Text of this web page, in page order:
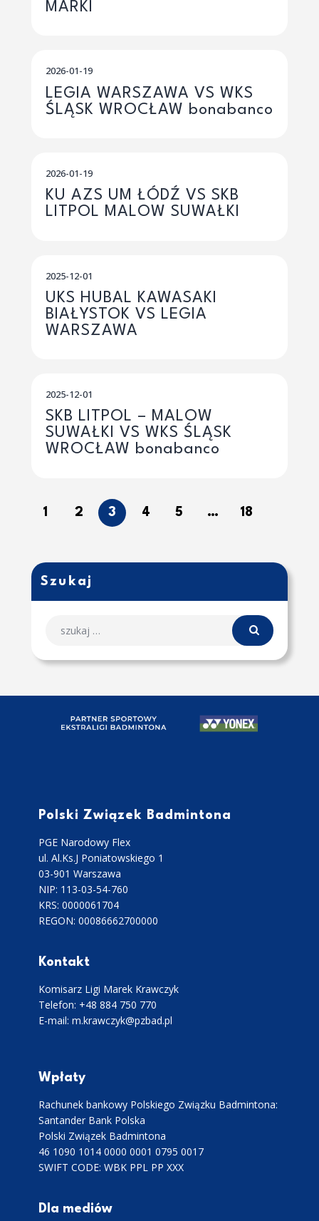
MARKI
2026-01-19
LEGIA WARSZAWA VS WKS
ŚLĄSK WROCŁAW bonabanco
2026-01-19
KU AZS UM ŁÓDŹ VS SKB
LITPOL MALOW SUWAŁKI
2025-12-01
UKS HUBAL KAWASAKI
BIAŁYSTOK VS LEGIA
WARSZAWA
2025-12-01
SKB LITPOL – MALOW
SUWAŁKI VS WKS ŚLĄSK
WROCŁAW bonabanco
1 2 3 4 5 … 18
Szukaj
Polski Związek Badmintona
PGE Narodowy Flex
ul. Al.Ks.J Poniatowskiego 1
03-901 Warszawa
NIP: 113-03-54-760
KRS: 0000061704
REGON: 00086662700000
Kontakt
Komisarz Ligi Marek Krawczyk
Telefon: +48 884 750 770
E-mail: m.krawczyk@pzbad.pl
Wpłaty
Rachunek bankowy Polskiego Związku Badmintona:
Santander Bank Polska
Polski Związek Badmintona
46 1090 1014 0000 0001 0795 0017
SWIFT CODE: WBK PPL PP XXX
Dla mediów